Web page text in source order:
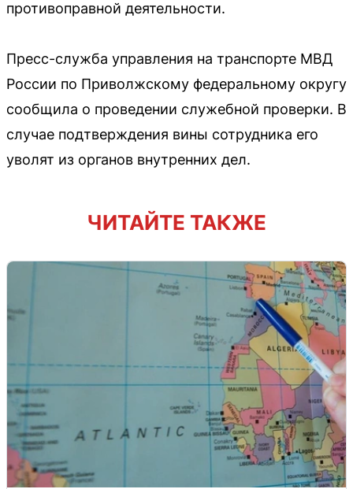
противоправной деятельности.
Пресс-служба управления на транспорте МВД
России по Приволжскому федеральному округу
сообщила о проведении служебной проверки. В
случае подтверждения вины сотрудника его
уволят из органов внутренних дел.
ЧИТАЙТЕ ТАКЖЕ